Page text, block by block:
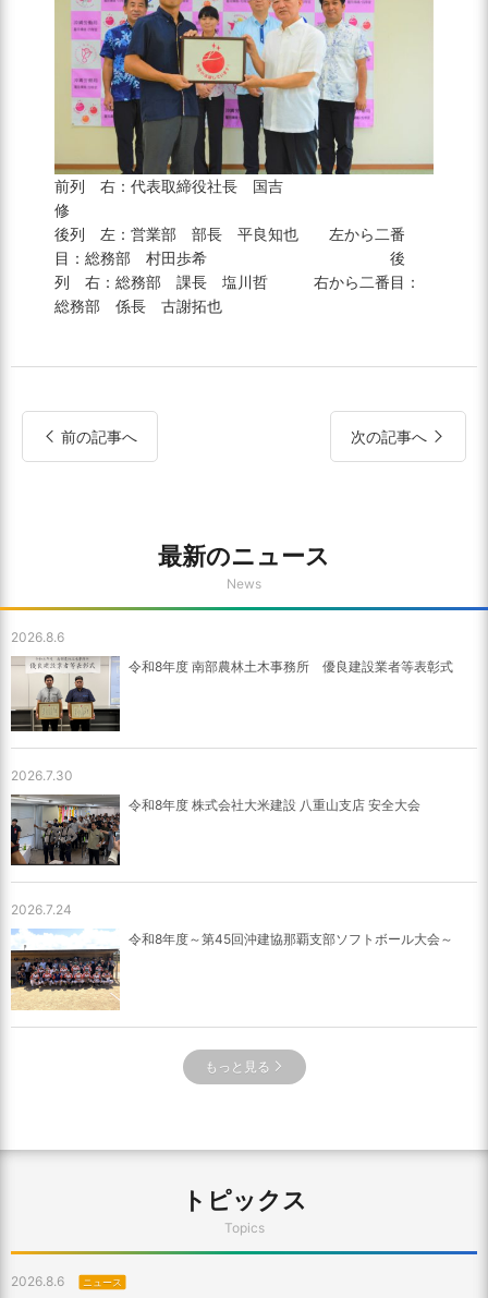
前列 右：代表取締役社長 国吉
後列 左：営業部 部長 平良知也 左から二番
目：総務部 村田歩希 後
列 右：総務部 課長 塩川哲 右から二番目：
総務部 係長 古謝拓也
前の記事へ 次の記事へ
最新のニュース
News
2026.8.6
令和8年度 南部農林土木事務所 優良建設業者等表彰式
2026.7.30
令和8年度 株式会社大米建設 八重山支店 安全大会
2026.7.24
令和8年度～第45回沖建協那覇支部ソフトボール大会～
もっと見る
トピックス
Topics
2026.8.6 ニュース